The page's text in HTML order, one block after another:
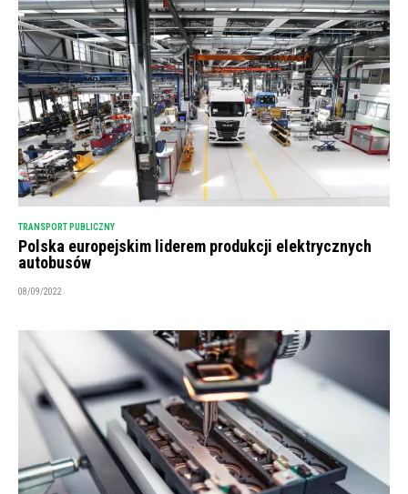
TRANSPORT PUBLICZNY
Polska europejskim liderem produkcji elektrycznych
autobusów
08/09/2022